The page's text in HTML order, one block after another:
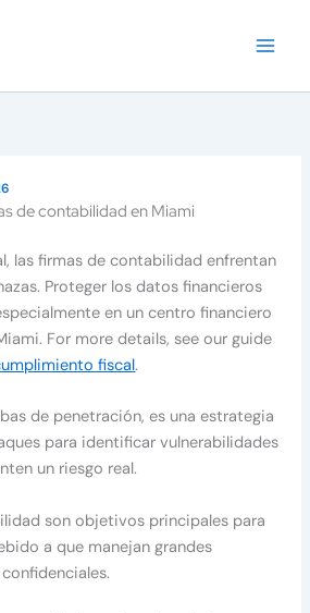
de contabilidad en Miami
las firmas de contabilidad enfrentan
Proteger los datos financieros
en un centro financiero
For more details, see our guide
fiscal.
de penetración, es una estrategia
para identificar vulnerabilidades
un riesgo real.
son objetivos principales para
a que manejan grandes